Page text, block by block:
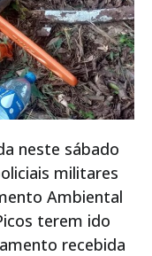
neste sábado
militares
Ambiental
terem ido
recebida